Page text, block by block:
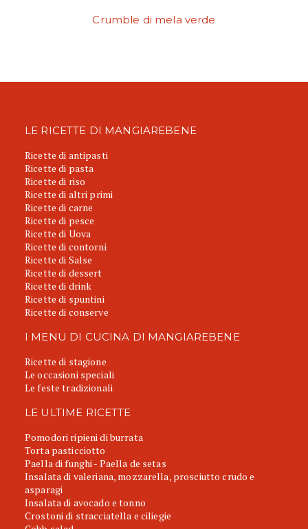
Crumble di mela verde
LE RICETTE DI MANGIAREBENE
Ricette di antipasti
Ricette di pasta
Ricette di riso
Ricette di altri primi
Ricette di carne
Ricette di pesce
Ricette di Uova
Ricette di contorni
Ricette di Salse
Ricette di dessert
Ricette di drink
Ricette di spuntini
Ricette di conserve
I MENU DI CUCINA DI MANGIAREBENE
Ricette di stagione
Le occasioni speciali
Le feste tradizionali
LE ULTIME RICETTE
Pomodori ripieni di burrata
Torta pasticciotto
Paella di funghi - Paella de setas
Insalata di valeriana, mozzarella, prosciutto crudo e
asparagi
Insalata di avocado e tonno
Crostoni di stracciatella e ciliegie